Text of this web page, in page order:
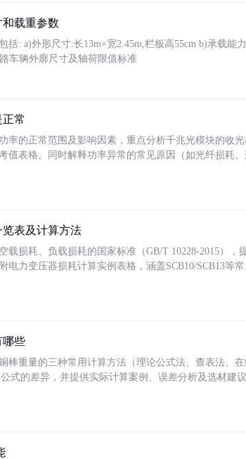
载重参数
括: a)外形尺寸:长13m×宽2.45m,栏板高55cm b)承载能
车辆外廓尺寸及轴荷限值标准
常
率的正常范围及影响因素，重点分析千兆光模块的收
值表格。同时解释功率异常的常见原因（如光纤损耗
表及计算方法
载损耗、负载损耗的国家标准（GB/T 10228-2015），
电力变压器损耗计算实例表格，涵盖SCB10/SCB13等
哪些
棒重量的三种常用计算方法（理论公式法、查表法、
公式的差异，并提供实际计算案例、误差分析及选材建